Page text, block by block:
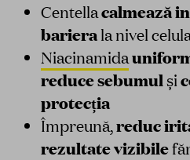
Centellacalmează
barierala nivel
Niacinamida
reduce sebumulși
protecția
Împreună,reduc
rezultate vizibile